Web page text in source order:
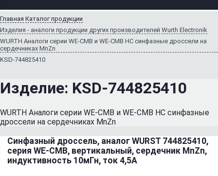
Главная Каталог продукции
Изделия - аналоги продукции других производителей Wurth Electronik
WURTH Аналоги серии WE-CMB и WE-CMB HC синфазные дроссели на
сердечниках MnZn
KSD-744825410
Изделие: KSD-744825410
WURTH Аналоги серии WE-CMB и WE-CMB HC синфазные
дроссели на сердечниках MnZn
Синфазный дроссель, аналог WURST 744825410,
серия WE-CMB, вертикальный, сердечник MnZn,
индуктивность 10мГн, ток 4,5А